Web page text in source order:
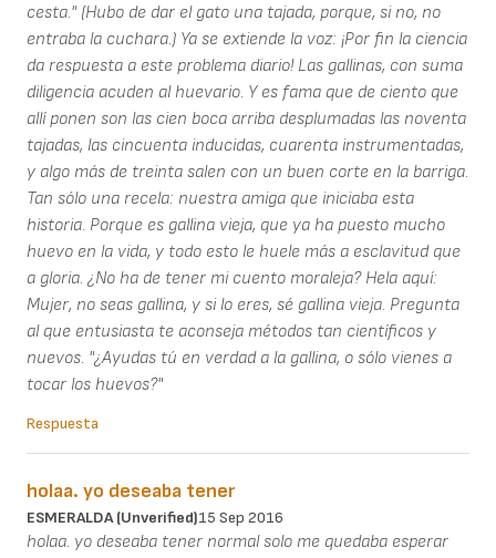
cesta." (Hubo de dar el gato una tajada, porque, si no, no
entraba la cuchara.) Ya se extiende la voz: ¡Por fin la ciencia
da respuesta a este problema diario! Las gallinas, con suma
diligencia acuden al huevario. Y es fama que de ciento que
allí ponen son las cien boca arriba desplumadas las noventa
tajadas, las cincuenta inducidas, cuarenta instrumentadas,
y algo más de treinta salen con un buen corte en la barriga.
Tan sólo una recela: nuestra amiga que iniciaba esta
historia. Porque es gallina vieja, que ya ha puesto mucho
huevo en la vida, y todo esto le huele más a esclavitud que
a gloria. ¿No ha de tener mi cuento moraleja? Hela aquí:
Mujer, no seas gallina, y si lo eres, sé gallina vieja. Pregunta
al que entusiasta te aconseja métodos tan científicos y
nuevos. "¿Ayudas tú en verdad a la gallina, o sólo vienes a
tocar los huevos?"
Respuesta
holaa. yo deseaba tener
ESMERALDA (unverified)15 Sep 2016
holaa. yo deseaba tener normal solo me quedaba esperar